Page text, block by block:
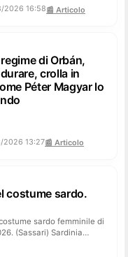
2026 16:58📰 Articolo
di Orbán,
crolla in
Péter Magyar lo
2026 13:27📰 Articolo
costume sardo.
sardo femminile di
(Sassari) Sardinia